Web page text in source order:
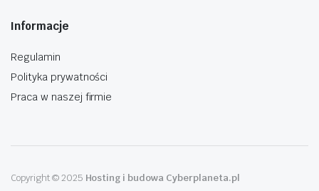
Informacje
Regulamin
Polityka prywatności
Praca w naszej firmie
Copyright © 2025 Hosting i budowa Cyberplaneta.pl